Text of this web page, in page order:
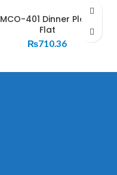
MCO-401 Dinner Plate
Flat
₨710.36